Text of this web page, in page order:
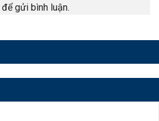
để gửi bình luận.